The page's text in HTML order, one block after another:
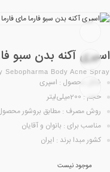
اسپری آکنه بدن سبو
Sebopharma Body Acne Spray
شکل محصول : اسپری
حجم : 200میلی‌لیتر
روش مصرف : مطابق بروشور
مناسب برای : بانوان و آقایان
کشور مبدا برند : ایران
موجود نیست